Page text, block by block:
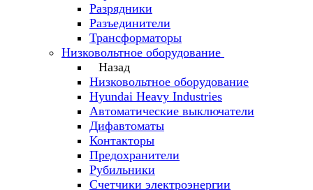
Разрядники
Разъединители
Трансформаторы
Низковольтное оборудование
Назад
Низковольтное оборудование
Hyundai Heavy Industries
Автоматические выключатели
Дифавтоматы
Контакторы
Предохранители
Рубильники
Счетчики электроэнергии